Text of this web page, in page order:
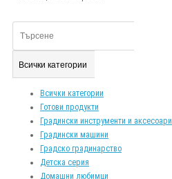
Всички категории
Всички категории
Готови продукти
Градински инструменти и аксесоари
Градински машини
Градско градинарство
Детска серия
Домашни любимци